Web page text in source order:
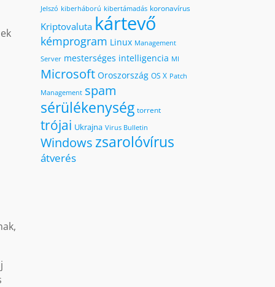
Jelszó kiberháború kibertámadás koronavírus
Kriptovaluta kártevő
kémprogram Linux Management
Server mesterséges intelligencia MI
Microsoft Oroszország OS X Patch
Management spam
sérülékenység torrent
trójai Ukrajna Virus Bulletin
Windowszsarolóvírus
átverés